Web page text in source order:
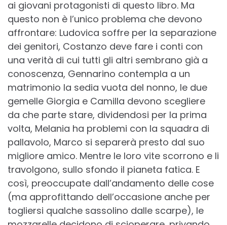
ai giovani protagonisti di questo libro. Ma
questo non è l’unico problema che devono
affrontare: Ludovica soffre per la separazione
dei genitori, Costanzo deve fare i conti con
una verità di cui tutti gli altri sembrano già a
conoscenza, Gennarino contempla a un
matrimonio la sedia vuota del nonno, le due
gemelle Giorgia e Camilla devono scegliere
da che parte stare, dividendosi per la prima
volta, Melania ha problemi con la squadra di
pallavolo, Marco si separerà presto dal suo
migliore amico. Mentre le loro vite scorrono e li
travolgono, sullo sfondo il pianeta fatica. E
così, preoccupate dall’andamento delle cose
(ma approfittando dell’occasione anche per
togliersi qualche sassolino dalle scarpe), le